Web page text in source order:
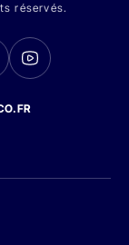
réservés.